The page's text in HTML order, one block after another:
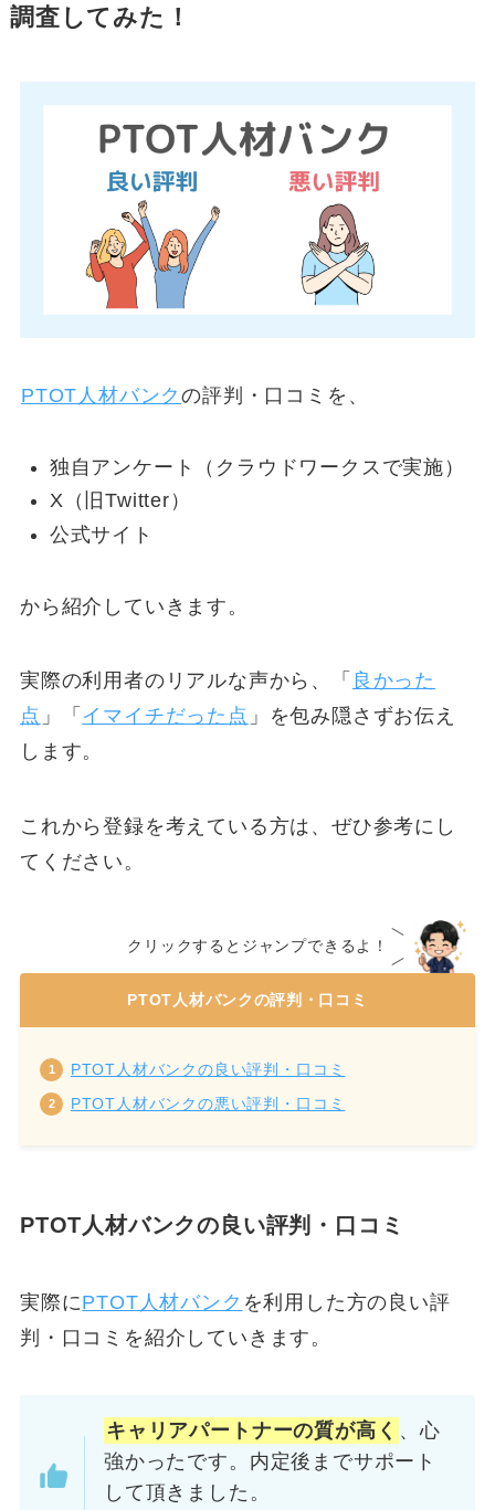
調査してみた！
PTOT人材バンクの評判・口コミを、
独自アンケート（クラウドワークスで実施）
X（旧Twitter）
公式サイト
から紹介していきます。
実際の利用者のリアルな声から、「 良かった
点 」「 イマイチだった点 」を包み隠さずお伝え
します。
これから登録を考えている方は、ぜひ参考にし
てください。
クリックするとジャンプできるよ！
PTOT人材バンクの評判・口コミ
PTOT人材バンクの良い評判・口コミ
PTOT人材バンクの悪い評判・口コミ
PTOT人材バンクの良い評判・口コミ
実際にPTOT人材バンク を利用した方の良い評
判・口コミを紹介していきます。
キャリアパートナーの質が高く 、心
強かったです。内定後までサポート
して頂きました。